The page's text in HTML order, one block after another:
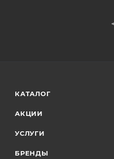
КАТАЛОГ
АКЦИИ
УСЛУГИ
БРЕНДЫ